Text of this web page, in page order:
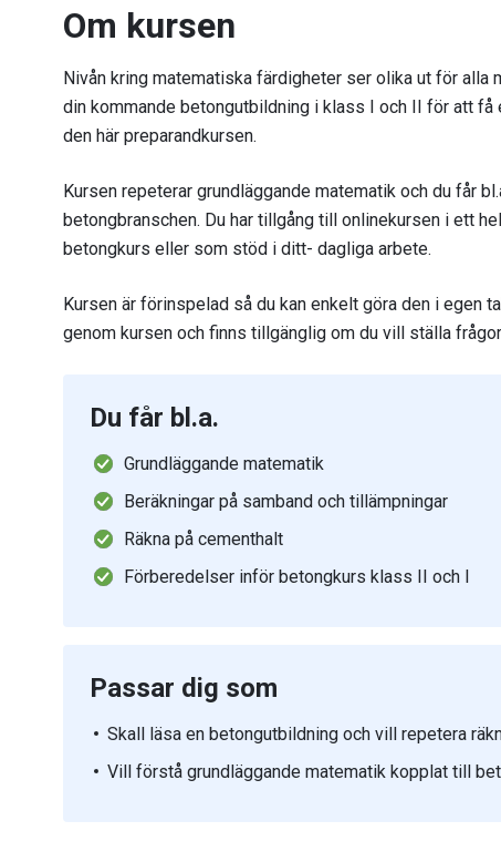
Om kursen
Nivån kring matematiska färdigheter ser olika ut för
din kommande betongutbildning i klass I och II för att
den här preparandkursen.
Kursen repeterar grundläggande matematik och du får
betongbranschen. Du har tillgång till onlinekursen i ett
betongkurs eller som stöd i ditt- dagliga arbete.
Kursen är förinspelad så du kan enkelt göra den i egen
genom kursen och finns tillgänglig om du vill ställa
Du får bl.a.
Grundläggande matematik
Beräkningar på samband och tillämpningar
Räkna på cementhalt
Förberedelser inför betongkurs klass II och I
Passar dig som
Skall läsa en betongutbildning och vill repetera
Vill förstå grundläggande matematik kopplat till